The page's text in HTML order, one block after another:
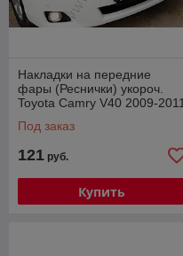
Накладки на передние
фары (Реснички) укороч.
Toyota Camry V40 2009-
Под заказ
121 руб.
Купить